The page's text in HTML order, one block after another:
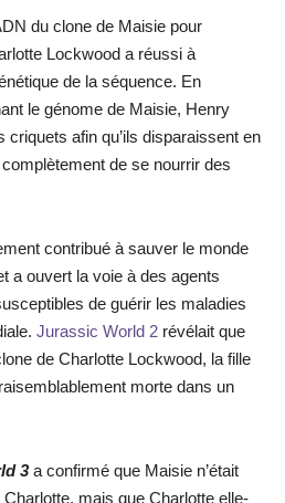
du clone de Maisie pour
Lockwood a réussi à
de la séquence. En
le génome de Maisie, Henry
criquets afin qu’ils disparaissent en
de se nourrir des
contribué à sauver le monde
a ouvert la voie à des agents
de guérir les maladies
Jurassic World 2 révélait que
de Charlotte Lockwood, la fille
morte dans un
3a confirmé que Maisie n’était
mais que Charlotte elle-